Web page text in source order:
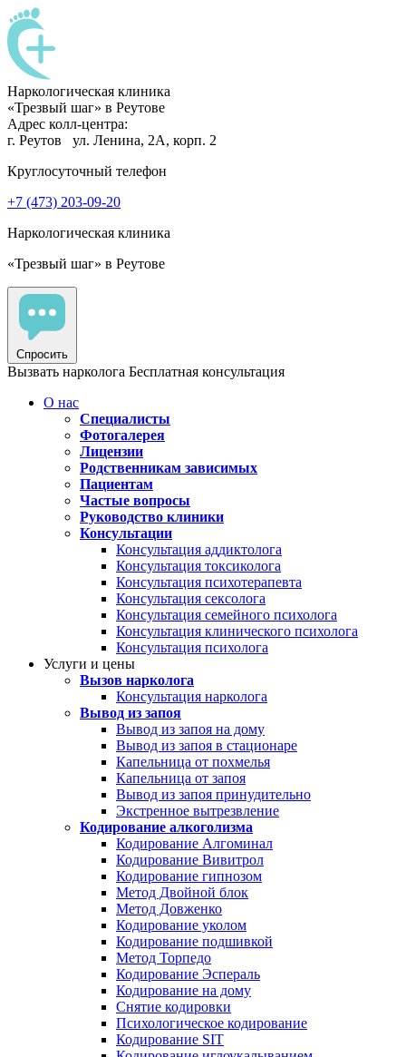
Наркологическая клиника
«Трезвый шаг» в Реутове
Адрес колл-центра:
г. Реутов
ул. Ленина, 2А, корп. 2
Круглосуточный телефон
+7 (473) 203-09-20
Наркологическая клиника
«Трезвый шаг» в Реутове
Спросить
Вызвать нарколога Бесплатная консультация
О нас
Специалисты
Фотогалерея
Лицензии
Родственникам зависимых
Пациентам
Частые вопросы
Руководство клиники
Консультации
Консультация аддиктолога
Консультация токсиколога
Консультация психотерапевта
Консультация сексолога
Консультация семейного психолога
Консультация клинического психолога
Консультация психолога
Услуги и цены
Вызов нарколога
Консультация нарколога
Вывод из запоя
Вывод из запоя на дому
Вывод из запоя в стационаре
Капельница от похмелья
Капельница от запоя
Вывод из запоя принудительно
Экстренное вытрезвление
Кодирование алкоголизма
Кодирование Алгоминал
Кодирование Вивитрол
Кодирование гипнозом
Метод Двойной блок
Метод Довженко
Кодирование уколом
Кодирование подшивкой
Метод Торпедо
Кодирование Эспераль
Кодирование на дому
Снятие кодировки
Психологическое кодирование
Кодирование SIT